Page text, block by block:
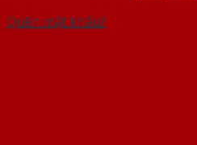
Quên mật khẩu?